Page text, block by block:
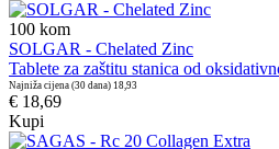
100 kom
SOLGAR - Chelated Zinc
Tablete za zaštitu stanica od
Najniža cijena (30 dana) 18,93
€ 18,69
Kupi